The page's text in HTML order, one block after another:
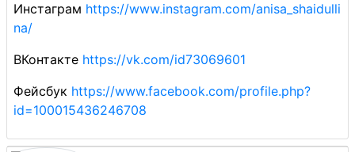
Инстаграм https://www.instagram.com/anisa_shaidulli
na/
ВКонтакте https://vk.com/id73069601
Фейсбук https://www.facebook.com/profile.php?
id=100015436246708